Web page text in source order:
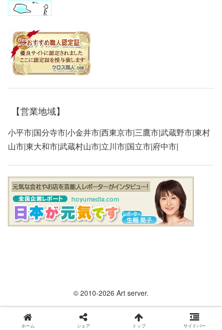
【営業地域】
小平市|国分寺市|小金井市|西東京市|三鷹市|武蔵野市|東村
山市|東大和市|武蔵村山市|立川市|国立市|府中市|
© 2010-2026 Art server.
ホーム シェア トップ サイドバー